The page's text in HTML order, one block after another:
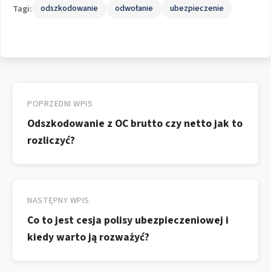
Tagi: odszkodowanie odwołanie ubezpieczenie
wpisu
POPRZEDNI WPIS
Odszkodowanie z OC brutto czy netto jak to
rozliczyć?
NASTĘPNY WPIS
Co to jest cesja polisy ubezpieczeniowej i
kiedy warto ją rozważyć?